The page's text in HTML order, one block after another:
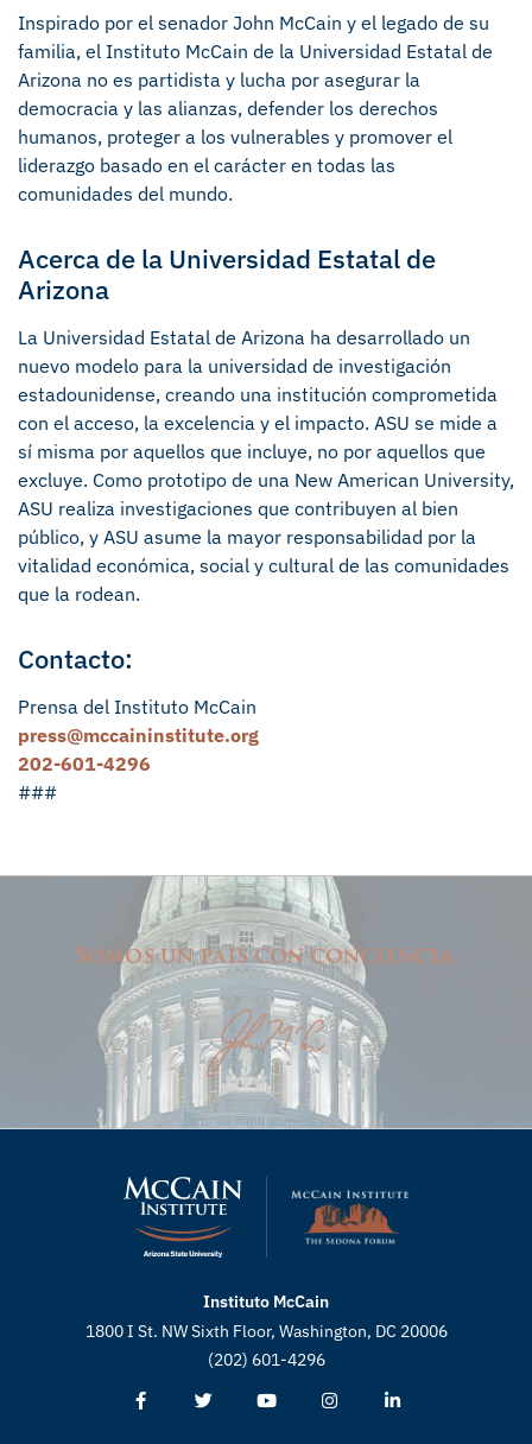
Inspirado por el senador John McCain y el legado de su
familia, el Instituto McCain de la Universidad Estatal de
Arizona no es partidista y lucha por asegurar la
democracia y las alianzas, defender los derechos
humanos, proteger a los vulnerables y promover el
liderazgo basado en el carácter en todas las
comunidades del mundo.
Acerca de la Universidad Estatal de
Arizona
La Universidad Estatal de Arizona ha desarrollado un
nuevo modelo para la universidad de investigación
estadounidense, creando una institución comprometida
con el acceso, la excelencia y el impacto. ASU se mide a
sí misma por aquellos que incluye, no por aquellos que
excluye. Como prototipo de una New American University,
ASU realiza investigaciones que contribuyen al bien
público, y ASU asume la mayor responsabilidad por la
vitalidad económica, social y cultural de las comunidades
que la rodean.
Contacto:
Prensa del Instituto McCain
press@mccaininstitute.org
202-601-4296
###
Somos un país con conciencia.
Instituto McCain
1800 I St. NW Sixth Floor, Washington, DC 20006
(202) 601-4296